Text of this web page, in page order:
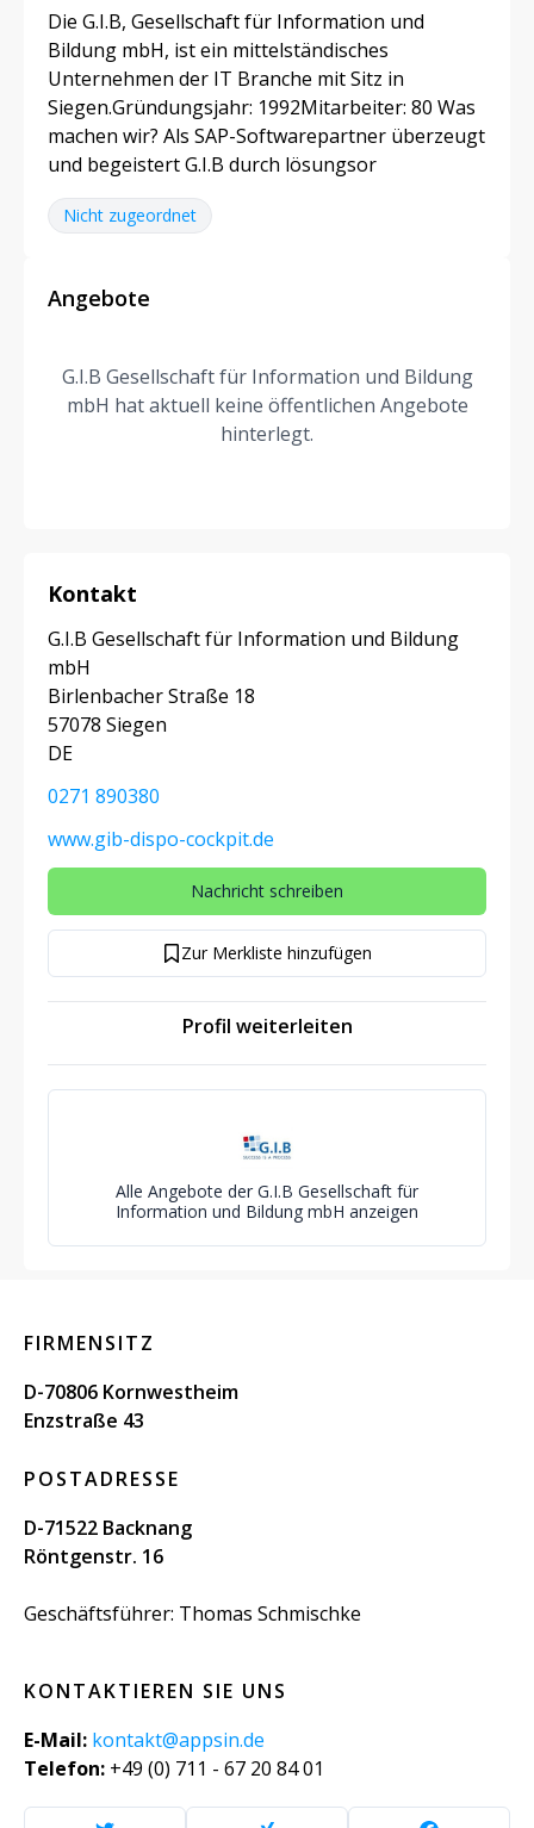
Die G.I.B, Gesellschaft für Information und
Bildung mbH, ist ein mittelständisches
Unternehmen der IT Branche mit Sitz in
Siegen.Gründungsjahr: 1992Mitarbeiter: 80 Was
machen wir? Als SAP-Softwarepartner überzeugt
und begeistert G.I.B durch lösungsor
Nicht zugeordnet
Angebote
G.I.B Gesellschaft für Information und Bildung
mbH hat aktuell keine öffentlichen Angebote
hinterlegt.
Kontakt
G.I.B Gesellschaft für Information und Bildung
mbH
Birlenbacher Straße 18
57078 Siegen
DE
0271 890380
www.gib-dispo-cockpit.de
Nachricht schreiben
Zur Merkliste hinzufügen
Profil weiterleiten
Alle Angebote der G.I.B Gesellschaft für
Information und Bildung mbH anzeigen
FIRMENSITZ
D-70806 Kornwestheim
Enzstraße 43
POSTADRESSE
D-71522 Backnang
Röntgenstr. 16
Geschäftsführer: Thomas Schmischke
KONTAKTIEREN SIE UNS
E-Mail: kontakt@appsin.de
Telefon: +49 (0) 711 - 67 20 84 01